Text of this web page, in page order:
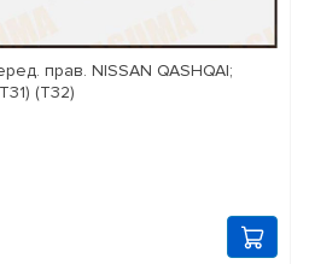
прав. NISSAN QASHQAI;
(T32)